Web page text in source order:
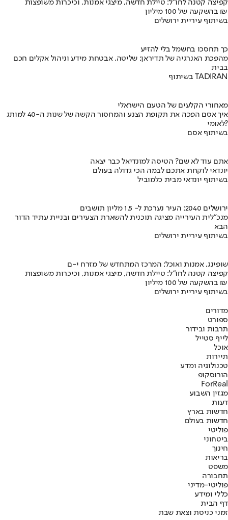
קפיצה קטנה לחו"ל: טיילת חדשה, מיצגי אמנות, וכיכרות משופצות
בהשקעה של 100 מיליון ₪
בשיתוף עיריית ירושלים
כך תחסכו בחשמל בלי להזיע
מהפכת האנרגיה של תדיראן: שליטה, אבטחת מידע וניהול אקלים חכם
בבית
בשיתוף TADIRAN
מאחורי הקלעים של הטעם הישראלי
איך אסם הפכה את תקופת הצנע והמחסור הקשה של שנות ה-40 למותג
לאומי?
בשיתוף אסם
אתם עוד לא שם? הטיסה למונדיאל כבר יצאה
יונדאי לוקחת אתכם לבמה הכי גדולה בעולם
בשיתוף יונדאי מבית כלמוביל
ירושלים 2040: העיר נערכת ל- 1.5 מליון תושבים
מנכ"לית העירייה מציגה תוכנית להשארת הצעירים ובניית עתיד הדור
הבא
בשיתוף עיריית ירושלים
שופינג, אמנות ואוכל: המרכז המתחדש של מזרח י-ם
קפיצה קטנה לחו"ל: טיילת חדשה, מיצגי אמנות, וכיכרות משופצות
בהשקעה של 100 מיליון ₪
בשיתוף עיריית ירושלים
מדורים
ספורט
תרבות ובידור
לייף סטייל
אוכל
תיירות
טכנולוגיה ומדע
הורוסקופ
ForReal
מגזין השבוע
דעות
חדשות בארץ
חדשות בעולם
פוליטי
ביטחוני
חינוך
בריאות
משפט
תחבורה
פוליטי-מדיני
כללי ומידע
דף הבית
זמני כניסת וצאת שבת